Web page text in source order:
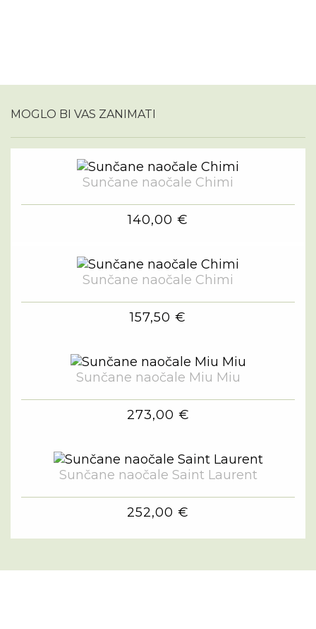
MOGLO BI VAS ZANIMATI
Sunčane naočale Chimi
140,00 €
Sunčane naočale Chimi
157,50 €
Sunčane naočale Miu Miu
273,00 €
Sunčane naočale Saint Laurent
252,00 €